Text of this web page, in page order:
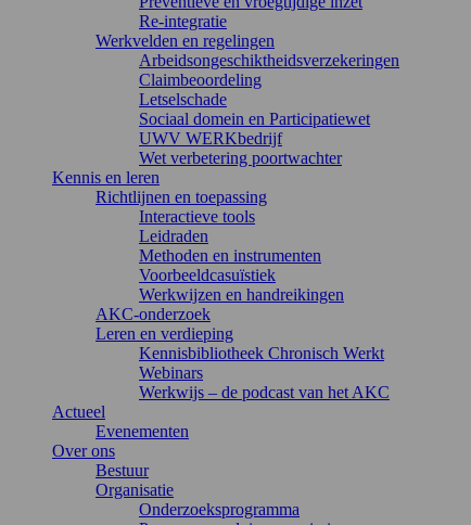
Re-integratie
Werkvelden en regelingen
Arbeidsongeschiktheidsverzekeringen
Claimbeoordeling
Letselschade
Sociaal domein en Participatiewet
UWV WERKbedrijf
Wet verbetering poortwachter
Kennis en leren
Richtlijnen en toepassing
Interactieve tools
Leidraden
Methoden en instrumenten
Voorbeeldcasuïstiek
Werkwijzen en handreikingen
AKC-onderzoek
Leren en verdieping
Kennisbibliotheek Chronisch Werkt
Webinars
Werkwijs – de podcast van het AKC
Actueel
Evenementen
Over ons
Bestuur
Organisatie
Onderzoeksprogramma